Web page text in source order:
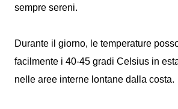
sempre sereni.
Durante il giorno, le temperature
facilmente i 40-45 gradi Celsius in
nelle aree interne lontane dalla costa.